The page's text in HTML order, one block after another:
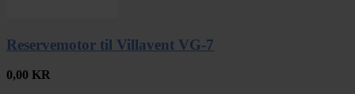
Reservemotor til Villavent VG-7
0,00 KR